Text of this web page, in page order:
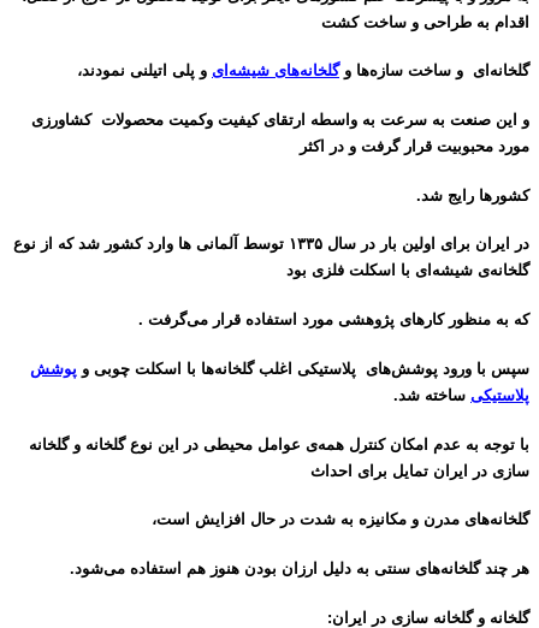
اقدام به طراحی و ساخت کشت
گلخانه‌ای و ساخت سازه‌ها وگلخانه‌های شیشه‌ای و پلی اتیلنی نمودند،
و این صنعت به سرعت به واسطه ارتقای کیفیت وکمیت محصولات کشاورزی
مورد محبوبیت قرار گرفت و در اکثر
کشورها رایج شد.
در ایران برای اولین بار در سال ۱۳۳۵ توسط آلمانی ها وارد کشور شد که از نوع
گلخانه‌ی شیشه‌ای با اسکلت فلزی بود
که به منظور کارهای پژوهشی مورد استفاده قرار می‌گرفت .
سپس با ورود پوشش‌های پلاستیکی اغلب گلخانه‌ها با اسکلت چوبی و پوشش
پلاستیکی ساخته شد.
با توجه به عدم امکان کنترل همه‌ی عوامل محیطی در این نوع گلخانه و گلخانه
سازی در ایران تمایل برای احداث
گلخانه‌های مدرن و مکانیزه به شدت در حال افزایش است،
هر چند گلخانه‌های سنتی به دلیل ارزان بودن هنوز هم استفاده می‌شود.
گلخانه و گلخانه سازی در ایران: